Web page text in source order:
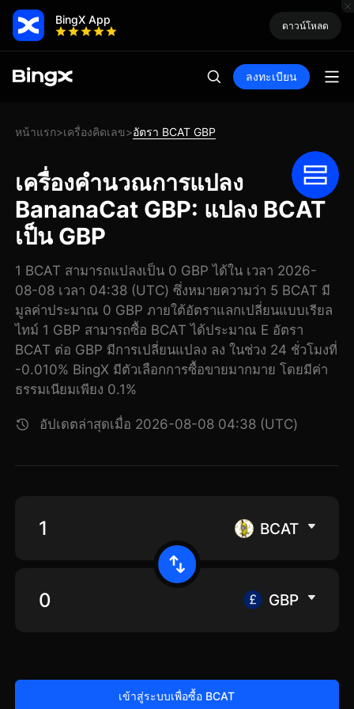
BingX App ดาวน์โหลด
ลงทะเบียน
หน้าแรก>เครื่องคิดเลข>อัตรา BCAT GBP
เครื่องคำนวณการแปลง
BananaCat GBP: แปลง BCAT
เป็น GBP
1 BCAT สามารถแปลงเป็น 0 GBP ได้ใน เวลา 2026-
08-08 เวลา 04:38 (UTC) ซึ่งหมายความว่า 5 BCAT มี
มูลค่าประมาณ 0 GBP ภายใต้อัตราแลกเปลี่ยนแบบเรียล
ไทม์ 1 GBP สามารถซื้อ BCAT ได้ประมาณ E อัตรา
BCAT ต่อ GBP มีการเปลี่ยนแปลง ลง ในช่วง 24 ชั่วโมงที่
-0.010% BingX มีตัวเลือกการซื้อขายมากมาย โดยมีค่า
ธรรมเนียมเพียง 0.1%
อัปเดตล่าสุดเมื่อ 2026-08-08 04:38 (UTC)
BCAT
GBP
เข้าสู่ระบบเพื่อซื้อ BCAT